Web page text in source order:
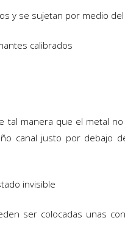
y se sujetan por medio
calibrados
tal manera que el metal
canal justo por debajo
invisible
ser colocadas unas